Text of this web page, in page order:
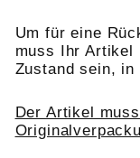
Um für eine
muss Ihr Artikel
Zustand sein, in
Der Artikel